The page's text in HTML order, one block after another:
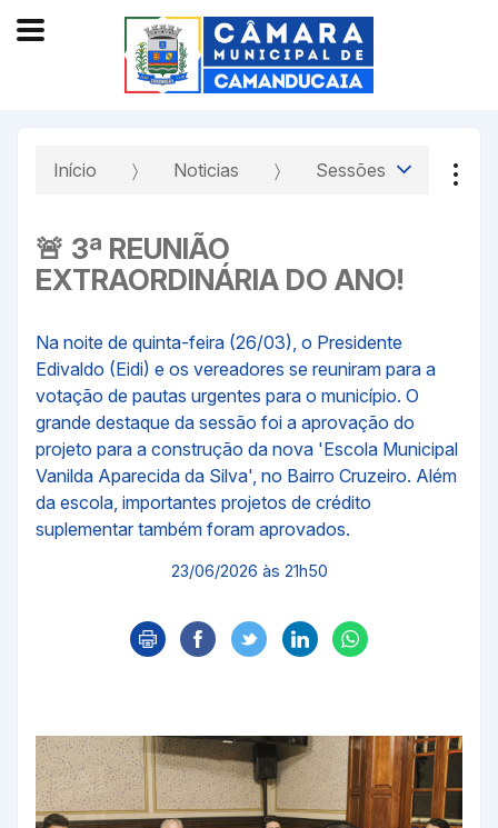
Início Noticias Sessões
🚨 3ª REUNIÃO
EXTRAORDINÁRIA DO ANO!
Na noite de quinta-feira (26/03), o Presidente
Edivaldo (Eidi) e os vereadores se reuniram para a
votação de pautas urgentes para o município. O
grande destaque da sessão foi a aprovação do
projeto para a construção da nova 'Escola Municipal
Vanilda Aparecida da Silva', no Bairro Cruzeiro. Além
da escola, importantes projetos de crédito
suplementar também foram aprovados.
23/06/2026 às 21h50